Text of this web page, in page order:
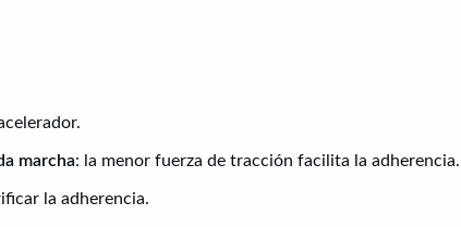
marcha: la menor fuerza de tracción facilita la adherencia.
la adherencia.